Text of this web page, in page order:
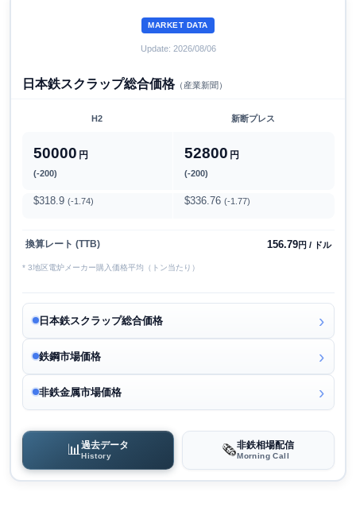
MARKET DATA
Update: 2026/08/06
日本鉄スクラップ総合価格（産業新聞）
H2 新断プレス
50000 円
(-200)
52800 円
(-200)
$318.9 (-1.74) $336.76 (-1.77)
換算レート (TTB) 156.79円 / ドル
* 3地区電炉メーカー購入価格平均（トン当たり）
日本鉄スクラップ総合価格
鉄鋼市場価格
非鉄金属市場価格
📊過去データ
History 🗞️非鉄相場配信
Morning Call